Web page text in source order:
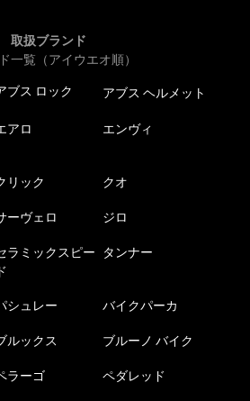
取扱ブランド
一覧（アイウエオ順）
ブス ロック アブス ヘルメット
アロ エンヴィ
リック クオ
ーヴェロ ジロ
ラミックスピー
ド
タンナー
シュレー バイクパーカ
ルックス ブルーノ バイク
ラーゴ ペダレッド